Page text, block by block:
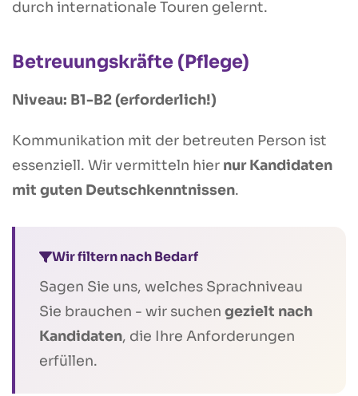
durch internationale Touren gelernt.
Betreuungskräfte (Pflege)
Niveau: B1-B2 (erforderlich!)
Kommunikation mit der betreuten Person ist
essenziell. Wir vermitteln hier nur Kandidaten
mit guten Deutschkenntnissen.
Wir filtern nach Bedarf
Sagen Sie uns, welches Sprachniveau
Sie brauchen - wir suchen gezielt nach
Kandidaten, die Ihre Anforderungen
erfüllen.